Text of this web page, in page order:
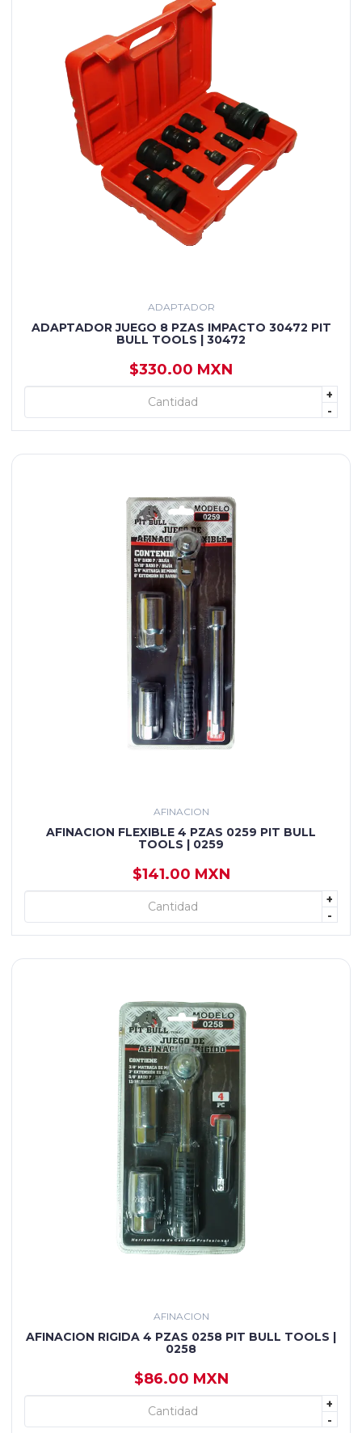
ADAPTADOR
ADAPTADOR JUEGO 8 PZAS IMPACTO 30472 PIT
BULL TOOLS | 30472
$330.00 MXN
+
-
+ AGREGAR
AFINACION
AFINACION FLEXIBLE 4 PZAS 0259 PIT BULL
TOOLS | 0259
$141.00 MXN
+
-
+ AGREGAR
AFINACION
AFINACION RIGIDA 4 PZAS 0258 PIT BULL TOOLS |
0258
$86.00 MXN
+
-
+ AGREGAR